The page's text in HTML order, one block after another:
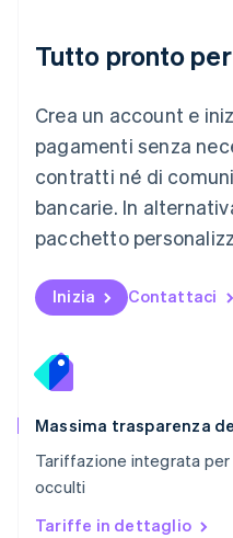
Tutto pronto
Crea un account e
pagamenti senza
contratti né di
bancarie. In
pacchetto
Inizia Contattaci
Massima trasparenza
Tariffazione integrata
occulti
Tariffe in dettaglio
Malta
English
EspañolEnglish
Norvegia
English
Nuova Zelanda
English
NederlandsEnglish
English
Portogallo
RAS di Hong Kong, Cina
English
English
English
Romania
English